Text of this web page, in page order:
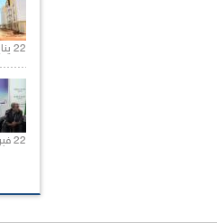
22 يناير 2020 |
22 فبراير 2021 |